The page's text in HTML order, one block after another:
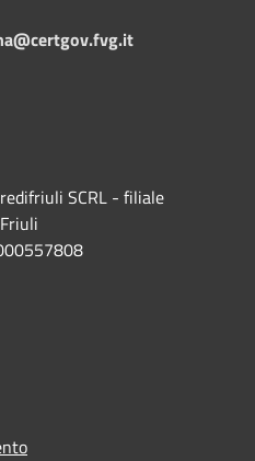
SCRL - filiale